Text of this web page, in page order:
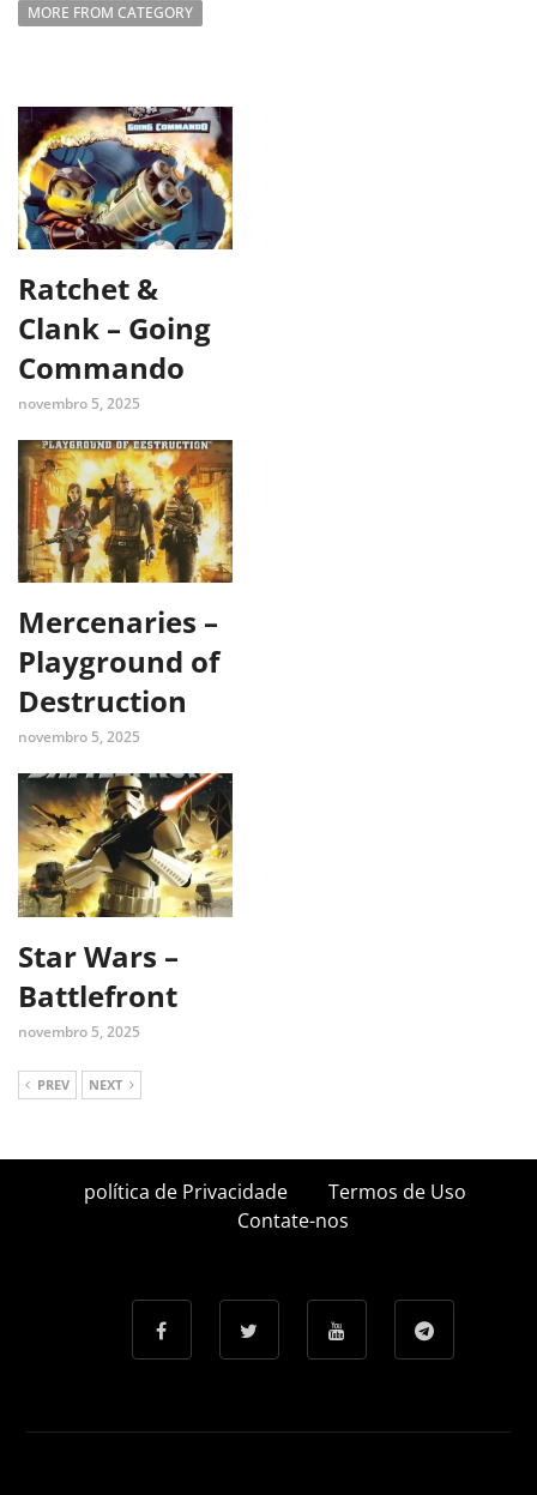
MORE FROM CATEGORY
Ratchet &
Clank – Going
Commando
novembro 5, 2025
Mercenaries –
Playground of
Destruction
novembro 5, 2025
Star Wars –
Battlefront
novembro 5, 2025
PREV NEXT
política de Privacidade
Termos de Uso
Contate-nos